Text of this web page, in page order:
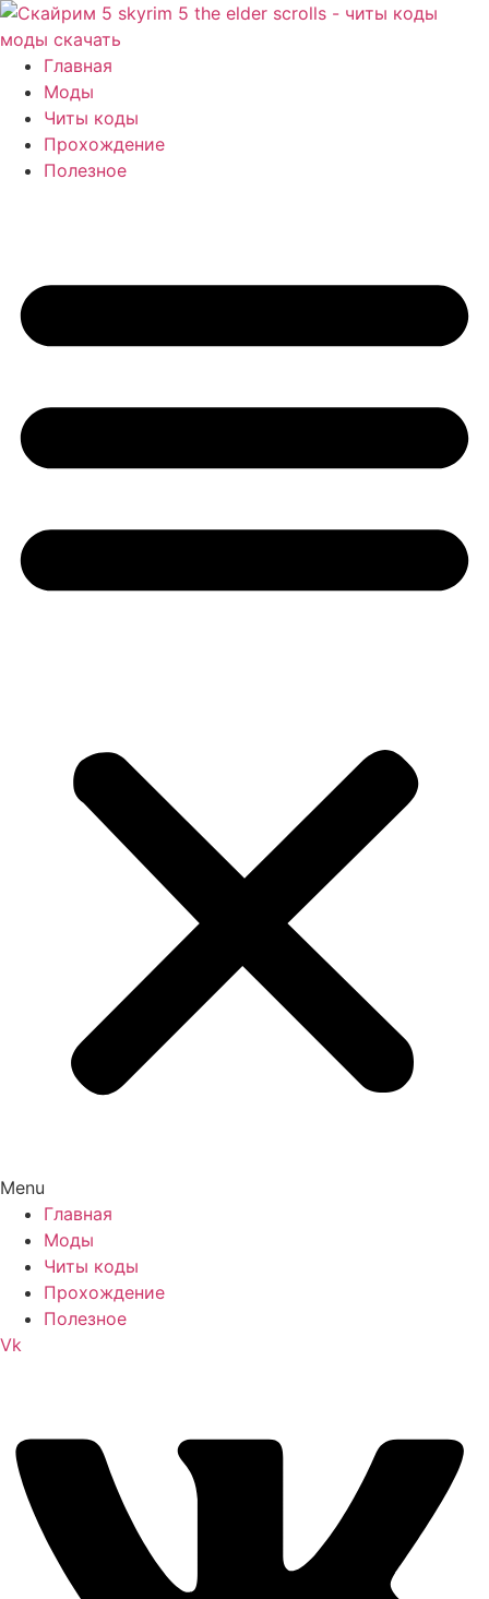
Перейти
к
содержимому
Главная
Моды
Читы коды
Прохождение
Полезное
Menu
Главная
Моды
Читы коды
Прохождение
Полезное
Vk